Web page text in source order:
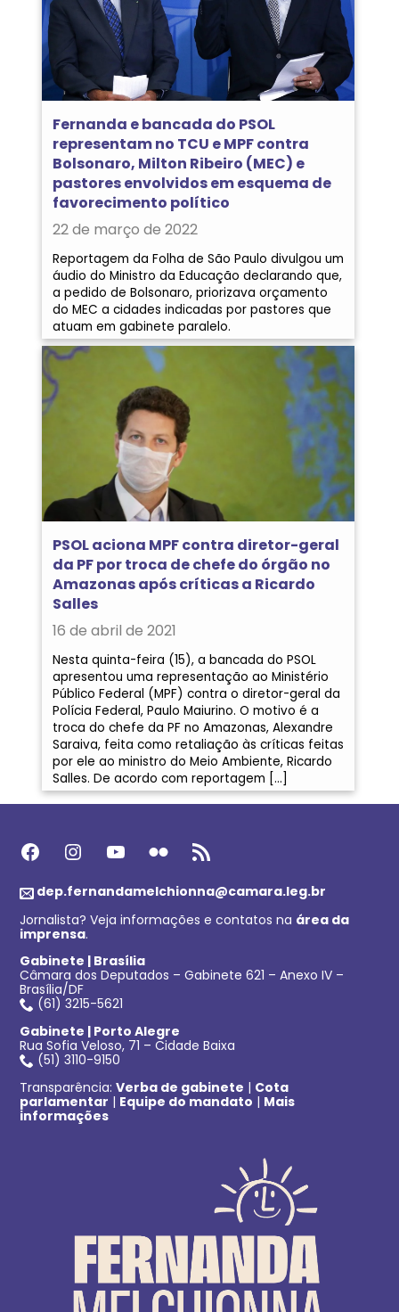
Fernanda e bancada do PSOL
representam no TCU e MPF contra
Bolsonaro, Milton Ribeiro (MEC) e
pastores envolvidos em esquema de
favorecimento político
22 de março de 2022
Reportagem da Folha de São Paulo divulgou um
áudio do Ministro da Educação declarando que,
a pedido de Bolsonaro, priorizava orçamento
do MEC a cidades indicadas por pastores que
atuam em gabinete paralelo.
PSOL aciona MPF contra diretor-geral
da PF por troca de chefe do órgão no
Amazonas após críticas a Ricardo
Salles
16 de abril de 2021
Nesta quinta-feira (15), a bancada do PSOL
apresentou uma representação ao Ministério
Público Federal (MPF) contra o diretor-geral da
Polícia Federal, Paulo Maiurino. O motivo é a
troca do chefe da PF no Amazonas, Alexandre
Saraiva, feita como retaliação às críticas feitas
por ele ao ministro do Meio Ambiente, Ricardo
Salles. De acordo com reportagem […]
Facebook Instagram Youtube Flickr Feed RSS
dep.fernandamelchionna@camara.leg.br
Jornalista? Veja informações e contatos na área da
imprensa.
Gabinete | Brasília
Câmara dos Deputados – Gabinete 621 – Anexo IV –
Brasília/DF
(61) 3215-5621
Gabinete | Porto Alegre
Rua Sofia Veloso, 71 – Cidade Baixa
(51) 3110-9150
Transparência:Verba de gabinete | Cota
parlamentar | Equipe do mandato | Mais
informações